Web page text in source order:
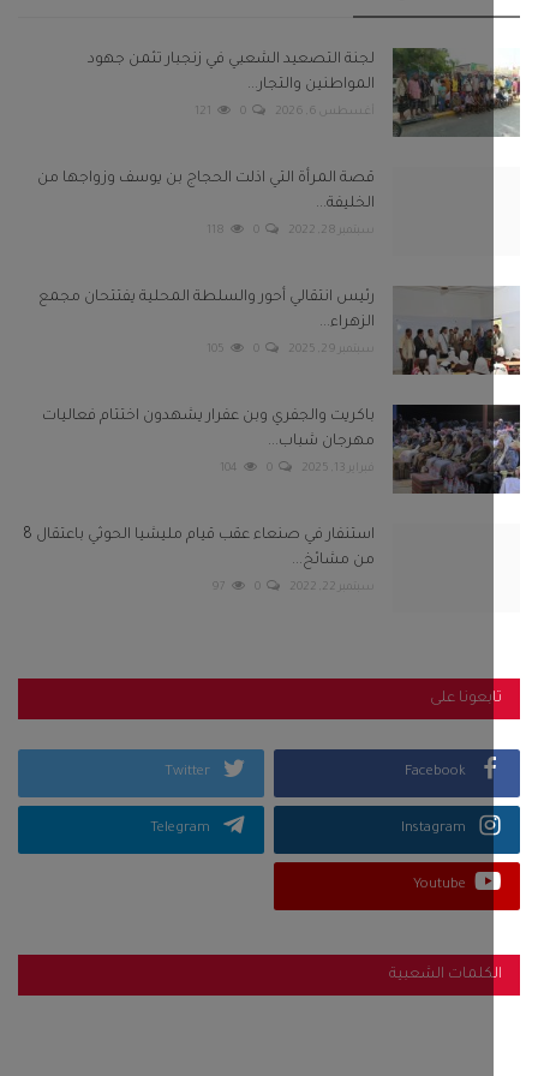
لجنة التصعيد الشعبي في زنجبار تثمن جهود
المواطنين والتجار...
أغسطس 6, 2026 0
121
قصة المرأة التي اذلت الحجاج بن يوسف وزواجها من
الخليفة...
0
118
رئيس انتقالي أحور والسلطة المحلية يفتتحان مجمع
الزهراء...
سبتمبر 29, 2025 0
105
باكريت والجفري وبن عفرار يشهدون اختتام فعاليات
مهرجان شباب...
فبراير 13, 2025 0
104
استنفار في صنعاء عقب قيام مليشيا الحوثي باعتقال 8
من مشائخ...
0
97
على
Facebook
Twitter
Instagram
Telegram
Youtube
الشعبية